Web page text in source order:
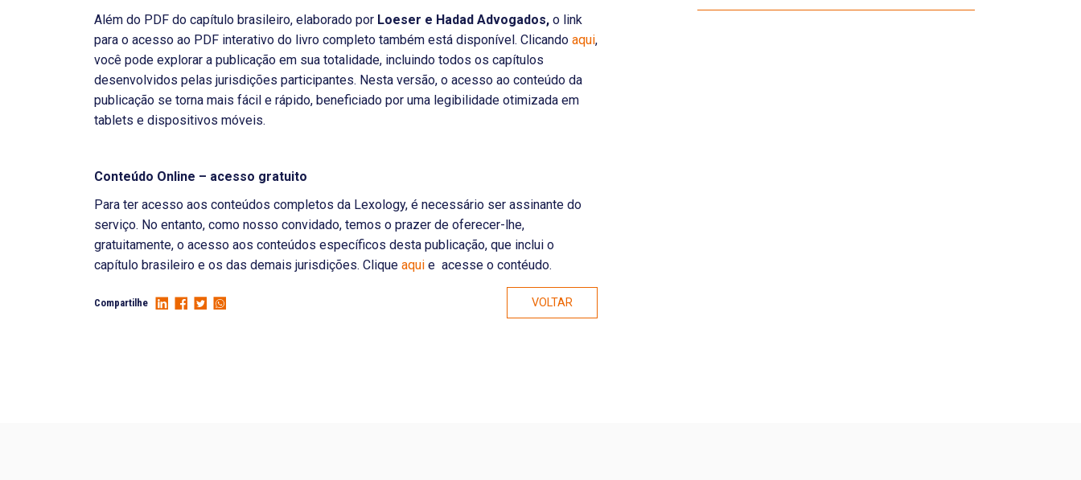
Além do PDF do capítulo brasileiro, elaborado por Loeser e Hadad Advogados, o link
para o acesso ao PDF interativo do livro completo também está disponível. Clicando aqui,
você pode explorar a publicação em sua totalidade, incluindo todos os capítulos
desenvolvidos pelas jurisdições participantes. Nesta versão, o acesso ao conteúdo da
publicação se torna mais fácil e rápido, beneficiado por uma legibilidade otimizada em
tablets e dispositivos móveis.
Conteúdo Online – acesso gratuito
Para ter acesso aos conteúdos completos da Lexology, é necessário ser assinante do
serviço. No entanto, como nosso convidado, temos o prazer de oferecer-lhe,
gratuitamente, o acesso aos conteúdos específicos desta publicação, que inclui o
capítulo brasileiro e os das demais jurisdições. Clique aqui e acesse o contéudo.
Compartilhe VOLTAR